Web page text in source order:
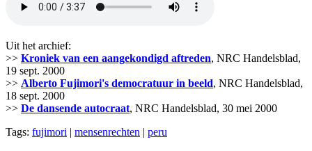
Uit het archief:
>> Kroniek van een aangekondigd aftreden, NRC Handelsblad,
19 sept. 2000
>> Alberto Fujimori's democratuur in beeld, NRC Handelsblad,
18 sept. 2000
>> De dansende autocraat, NRC Handelsblad, 30 mei 2000
Tags: fujimori | mensenrechten | peru